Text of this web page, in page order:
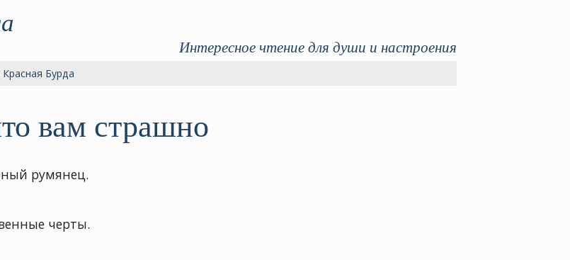
Интересное чтение для души и настроения
Красная Бурда
вам страшно
румянец.
черты.